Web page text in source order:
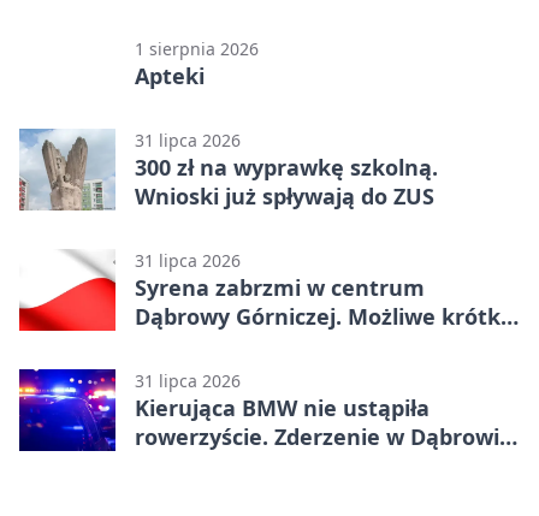
1 sierpnia 2026
Apteki
31 lipca 2026
300 zł na wyprawkę szkolną.
Wnioski już spływają do ZUS
31 lipca 2026
Syrena zabrzmi w centrum
Dąbrowy Górniczej. Możliwe krótkie
31 lipca 2026
Kierująca BMW nie ustąpiła
rowerzyście. Zderzenie w Dąbrowie